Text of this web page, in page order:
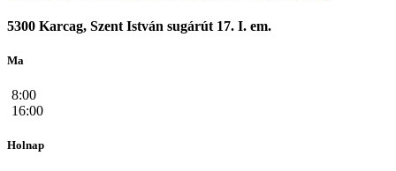
5300 Karcag, Szent István sugárút 17. I. em.
Ma
8:00
16:00
Holnap